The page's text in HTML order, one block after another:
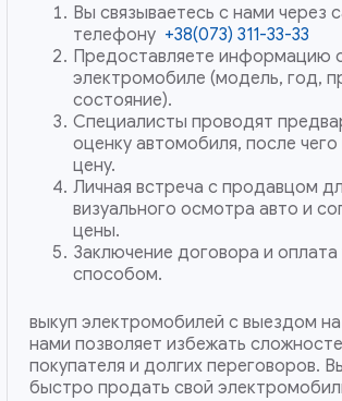
Вы связываетесь с нами через
телефону +38(073) 311-33-33
Предоставляете информацию
электромобиле (модель, год,
состояние).
Специалисты проводят
оценку автомобиля, после
цену.
Личная встреча с продавцом
визуального осмотра авто и
цены.
Заключение договора и
способом.
выкуп электромобилей с выездом
нами позволяет избежать
покупателя и долгих переговоров.
быстро продать свой